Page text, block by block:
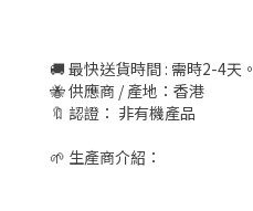
🚚 最快送貨時間 : 需時2-4天。
🐝 供應商 / 產地：香港
🔖 認證： 非有機產品
🌱 生產商介紹：